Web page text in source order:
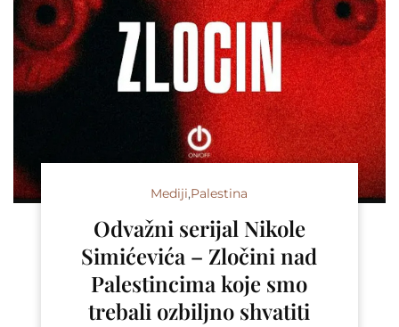
Mediji,Palestina
Odvažni serijal Nikole
Simićevića – Zločini nad
Palestincima koje smo
trebali ozbiljno shvatiti